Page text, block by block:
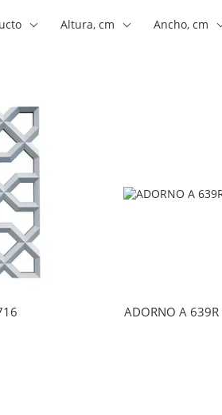
Аltura, cm Ancho, cm
ADORNO A 639R